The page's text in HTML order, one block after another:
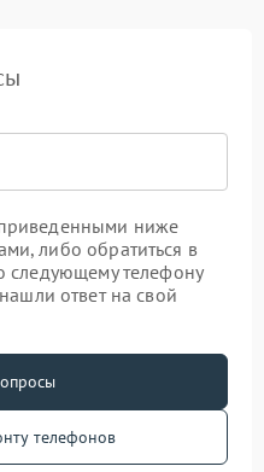
ниже
либо обратиться в
следующему телефону
ответ на свой
телефонов